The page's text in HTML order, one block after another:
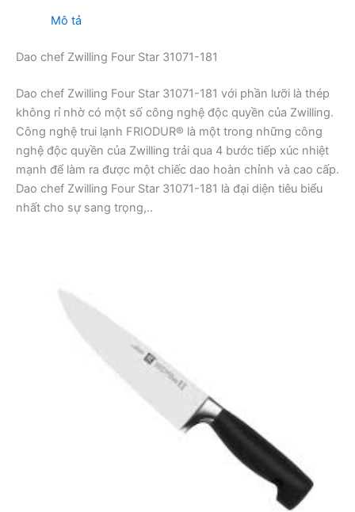
Mô tả
Dao chef Zwilling Four Star 31071-181
Dao chef Zwilling Four Star 31071-181 với phần lưỡi là thép
không rỉ nhờ có một số công nghệ độc quyền của Zwilling.
Công nghệ trui lạnh FRIODUR® là một trong những công
nghệ độc quyền của Zwilling trải qua 4 bước tiếp xúc nhiệt
mạnh để làm ra được một chiếc dao hoàn chỉnh và cao cấp.
Dao chef Zwilling Four Star 31071-181 là đại diện tiêu biểu
nhất cho sự sang trọng,..